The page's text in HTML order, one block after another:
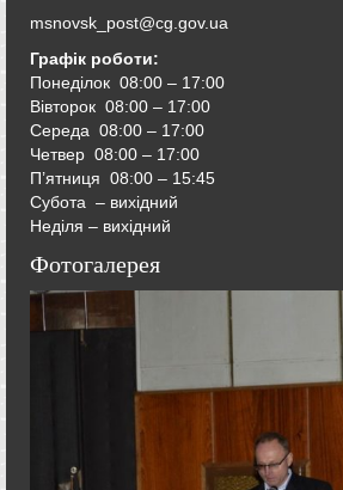
msnovsk_post@cg.gov.ua
Графік роботи:
Понеділок 08:00 – 17:00
Вівторок 08:00 – 17:00
Середа 08:00 – 17:00
Четвер 08:00 – 17:00
П’ятниця 08:00 – 15:45
Субота – вихідний
Неділя – вихідний
Фотогалерея